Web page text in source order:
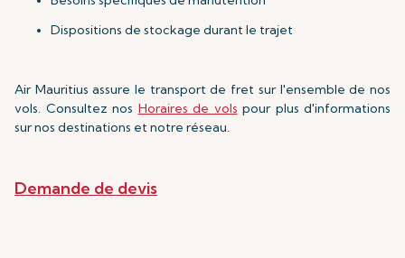
Dispositions de stockage durant le trajet
Air Mauritius assure le transport de fret sur l'ensemble de nos
vols. Consultez nos Horaires de vols pour plus d'informations
sur nos destinations et notre réseau.
Demande de devis